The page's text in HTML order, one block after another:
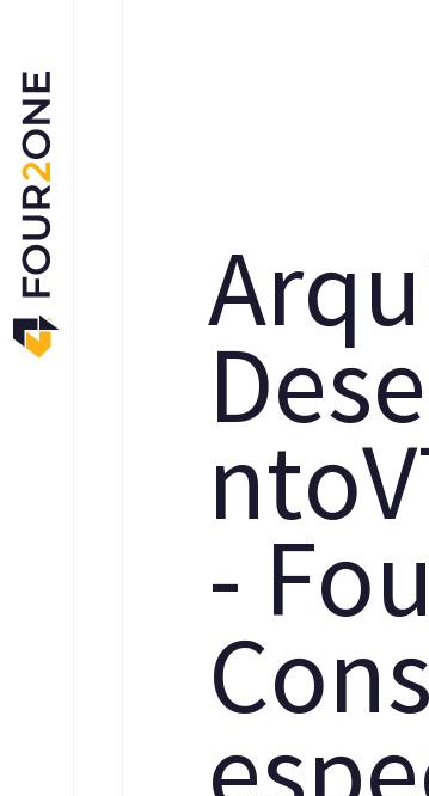
Arqu
Dese
ntoV
- Fou
Cons